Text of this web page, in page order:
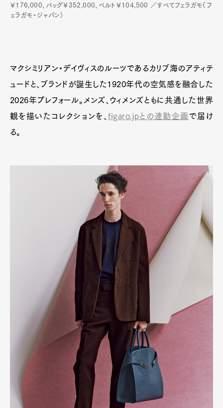
￥176,000、バッグ￥352,000、ベルト￥104,500 ／すべてフェラガモ（フ
ェラガモ・ジャパン）
マクシミリアン・デイヴィスのルーツであるカリブ海のアティテ
ュードと、ブランドが誕生した1920年代の空気感を融合した
2026年プレフォール。メンズ、ウィメンズともに共通した世界
観を描いたコレクションを、figaro.jpとの連動企画 で届け
る。